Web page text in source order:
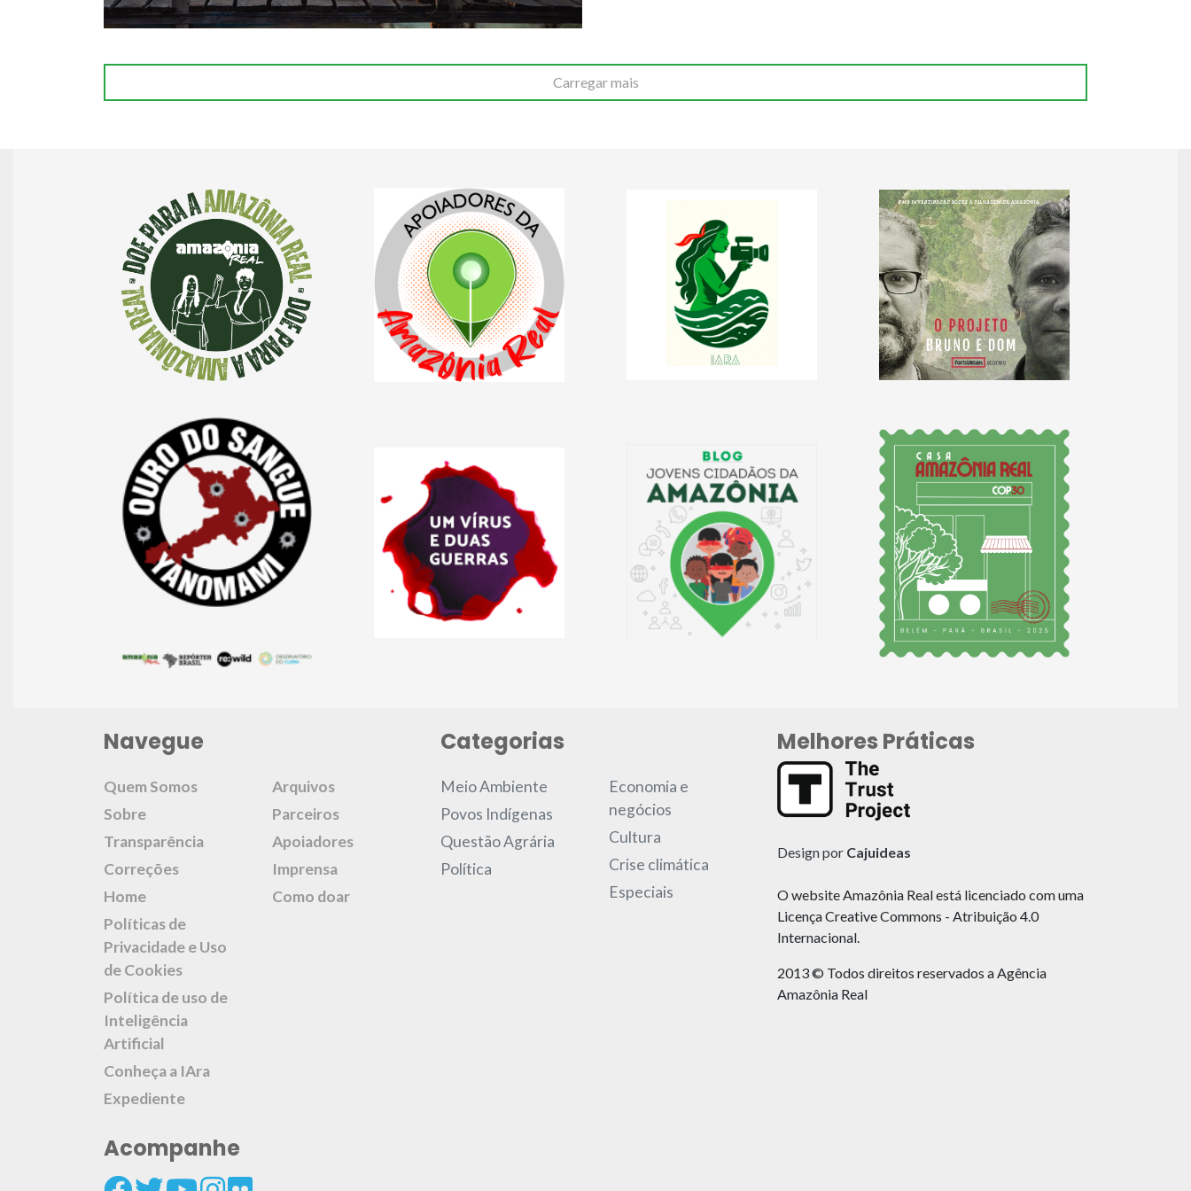
Carregar mais
Navegue
Quem Somos
Sobre
Transparência
Correções
Home
Políticas de
Privacidade e Uso
de Cookies
Política de uso de
Inteligência
Artificial
Conheça a IAra
Expediente
Arquivos
Parceiros
Apoiadores
Imprensa
Como doar
Acompanhe
Categorias
Meio Ambiente
Povos Indígenas
Questão Agrária
Política
Economia e
negócios
Cultura
Crise climática
Especiais
Melhores Práticas
Design por Cajuideas
O website Amazônia Real está licenciado com uma
Licença Creative Commons - Atribuição 4.0
Internacional.
2013 © Todos direitos reservados a Agência
Amazônia Real